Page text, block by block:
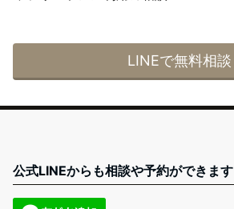
LINEで無料相談
公式LINEからも相談や予約ができます